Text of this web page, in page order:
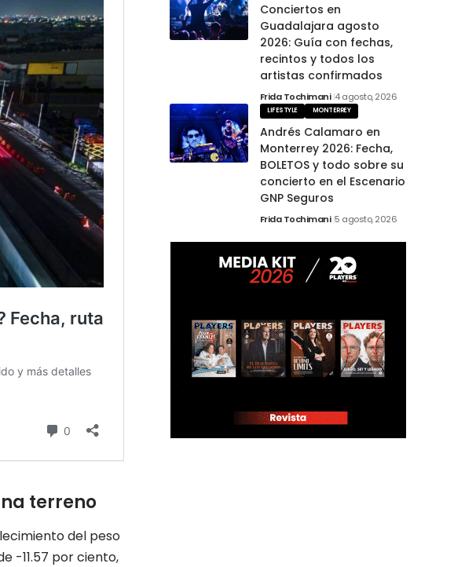
terreno
del peso
-11.57 por ciento,
Conciertos en
Guadalajara agosto
2026: Guía con fechas,
recintos y todos los
artistas confirmados
Frida Tochimani 4 agosto, 2026
LIFESTYLE MONTERREY
Andrés Calamaro en
Monterrey 2026: Fecha,
BOLETOS y todo sobre su
concierto en el Escenario
GNP Seguros
Frida Tochimani 5 agosto, 2026